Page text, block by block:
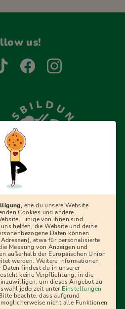
us!
mit Ausbildungspark: Wir
Schritt bei deinem Start in den
mit smarten E-Learning-Tools,
interaktiven
mehr. Für alle, die was werden
wollen!
Presse
Mediadaten
Widerrufsbelehrung
Partner Cookies
ehe du unsere Website
Cookies und andere
Einige von ihnen sind
helfen, die Website und deine
Daten können
etwa für personalisierte
Messung von Anzeigen und
außerhalb der Europäischen Union
werden. Weitere Informationen
Daten findest du in unserer
keine Verpflichtung, in die
um dieses Angebot zu
jederzeit unter Einstellungen
beachte, dass aufgrund
nicht alle Funktionen